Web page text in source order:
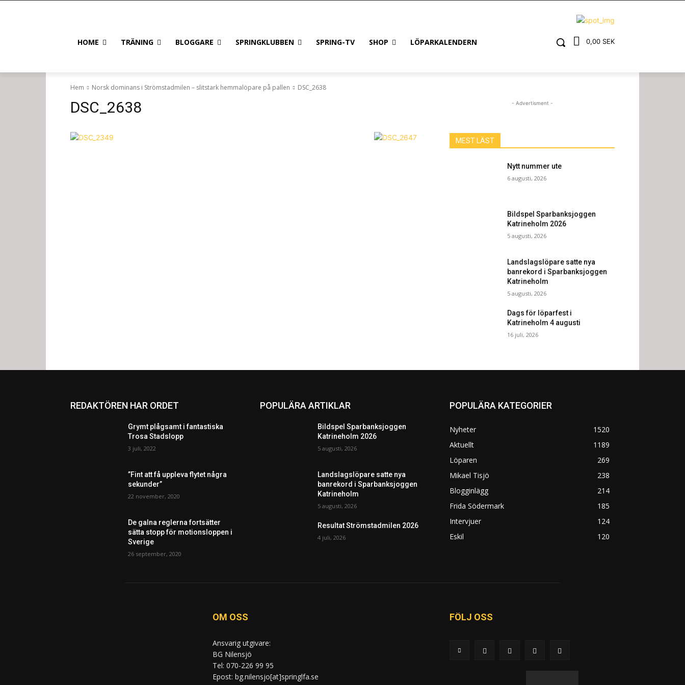
0,00 SEK
HOME TRÄNING BLOGGARE SPRINGKLUBBEN SPRING-TV SHOP LÖPARKALENDERN
Hem Norsk dominans i Strömstadmilen – slitstark hemmalöpare på pallen DSC_2638
DSC_2638 - Advertisment -
MEST LÄST
Nytt nummer ute
6 augusti, 2026
Bildspel Sparbanksjoggen
Katrineholm 2026
5 augusti, 2026
Landslagslöpare satte nya
banrekord i Sparbanksjoggen
Katrineholm
5 augusti, 2026
Dags för löparfest i
Katrineholm 4 augusti
16 juli, 2026
REDAKTÖREN HAR ORDET
Grymt plågsamt i fantastiska
Trosa Stadslopp
3 juli, 2022
”Fint att få uppleva flytet några
sekunder”
22 november, 2020
De galna reglerna fortsätter
sätta stopp för motionsloppen i
Sverige
26 september, 2020
POPULÄRA ARTIKLAR
Bildspel Sparbanksjoggen
Katrineholm 2026
5 augusti, 2026
Landslagslöpare satte nya
banrekord i Sparbanksjoggen
Katrineholm
5 augusti, 2026
Resultat Strömstadmilen 2026
4 juli, 2026
POPULÄRA KATEGORIER
Nyheter
1520
Aktuellt
1189
Löparen
269
Mikael Tisjö
238
Blogginlägg
214
Frida Södermark
185
Intervjuer
124
Eskil
120
OM OSS
Ansvarig utgivare:
BG Nilensjö
Tel: 070-226 99 95
Epost: bg.nilensjo[at]springlfa.se
FÖLJ OSS